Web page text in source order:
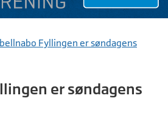
Fyllingen er søndagens
er søndagens